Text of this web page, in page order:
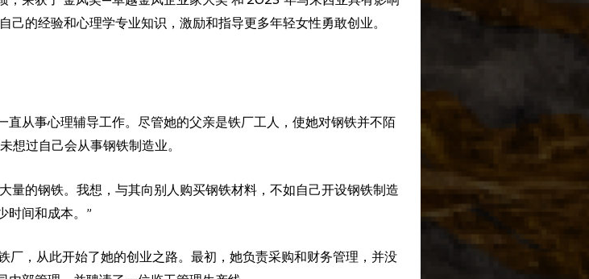
己的经验和心理学专业知识，激励和指导更多年轻女性勇敢创业。
从事心理辅导工作。尽管她的父亲是铁厂工人，使她对钢铁并不陌
想过自己会从事钢铁制造业。
量的钢铁。我想，与其向别人购买钢铁材料，不如自己开设钢铁制造
时间和成本。”
，从此开始了她的创业之路。最初，她负责采购和财务管理，并没